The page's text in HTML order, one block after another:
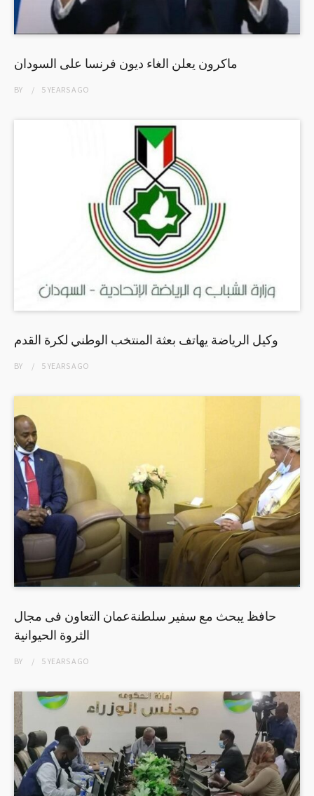
ماكرون يعلن الغاء ديون فرنسا على السودان
BY 5 YEARSAGO
وكيل الرياضة يهاتف بعثة المنتخب الوطني لكرة القدم
BY 5 YEARSAGO
حافظ يبحث مع سفير سلطنةعمان التعاون فى مجال
الثروة الحيوانية
BY 5 YEARSAGO